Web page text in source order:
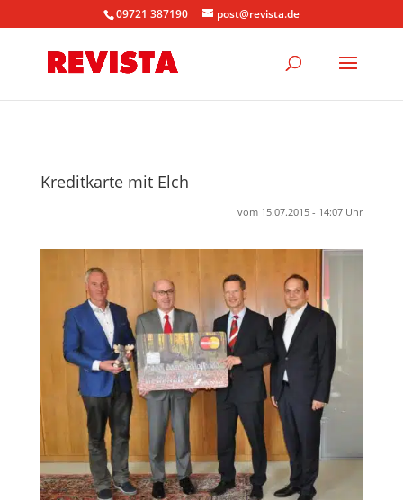
09721 387190 post@revista.de
Kreditkarte mit Elch
vom 15.07.2015 - 14:07 Uhr